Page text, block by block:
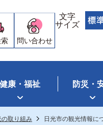
問い合わせ
文字
サイズ
健康・福祉 防災・
の取り組み 日光市の観光情報に